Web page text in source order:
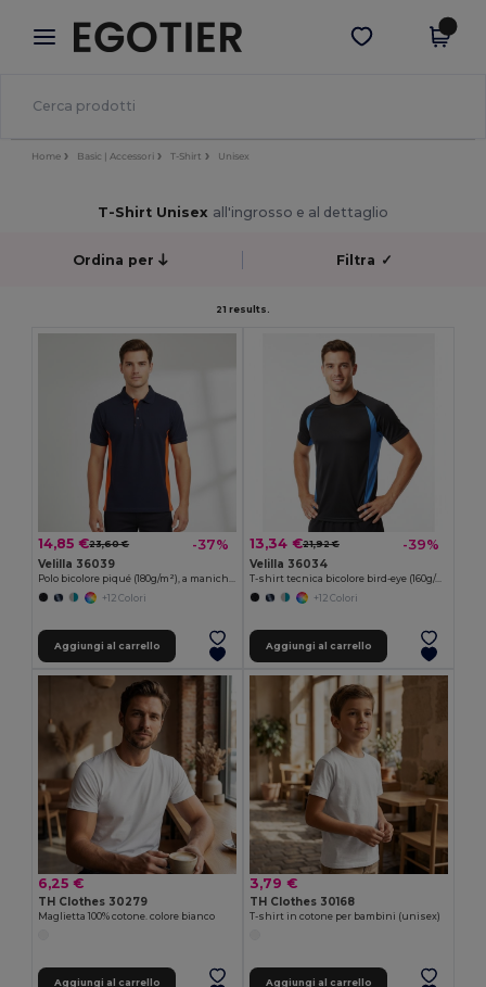
× App Egotier
Prezzi migliori sull'app!
Scarica app
Home Basic | Accessori T-Shirt Unisex
T-Shirt Unisex all'ingrosso e al dettaglio
Ordina per Filtra ✓
21 results.
14,85 €23,60 € -37%
Velilla 36039
Polo bicolore piqué (180g/m²), a maniche corte, in cotone (60%) e poliestere (40%)
+12 Colori
Aggiungi al carrello
13,34 €21,92 € -39%
Velilla 36034
T-shirt tecnica bicolore bird-eye (160g/m²), in poliestere (100%)
+12 Colori
Aggiungi al carrello
6,25 €
TH Clothes 30279
Maglietta 100% cotone. colore bianco
Aggiungi al carrello
3,79 €
TH Clothes 30168
T-shirt in cotone per bambini (unisex)
Aggiungi al carrello